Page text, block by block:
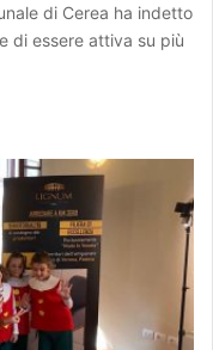
di Cerea ha indetto
di essere attiva su più